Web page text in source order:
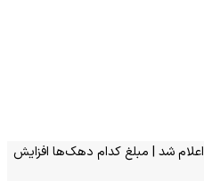
زمان شارژ کالابرگ مرداد ۱۴۰۵ اعلام شد | مبلغ کدام دهک‌ها افزایش